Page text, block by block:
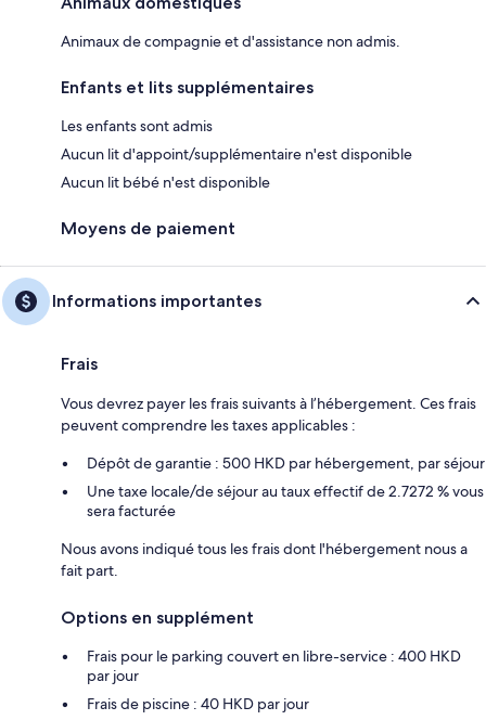
Animaux de compagnie et d'assistance non admis.
Enfants et lits supplémentaires
Les enfants sont admis
Aucun lit d'appoint/supplémentaire n'est disponible
Aucun lit bébé n'est disponible
Moyens de paiement
Informations importantes
Frais
Vous devrez payer les frais suivants à l’hébergement. Ces frais
peuvent comprendre les taxes applicables :
Dépôt de garantie : 500 HKD par hébergement, par séjour
Une taxe locale/de séjour au taux effectif de 2.7272 % vous
sera facturée
Nous avons indiqué tous les frais dont l'hébergement nous a
fait part.
Options en supplément
Frais pour le parking couvert en libre-service : 400 HKD
par jour
Frais de piscine : 40 HKD par jour